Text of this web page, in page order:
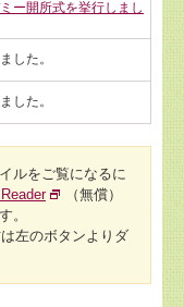
ー開所式を挙行しまし
した。
した。
ルをご覧になるに
（無償）
。
左のボタンよりダ